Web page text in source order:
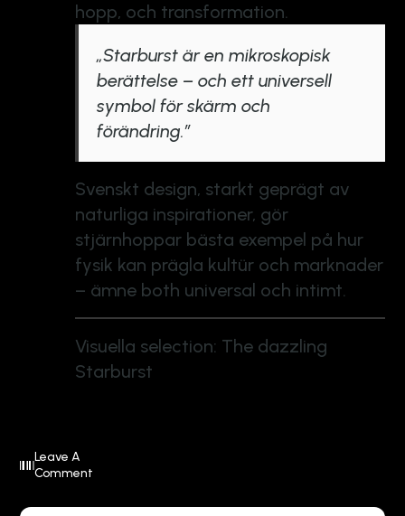
hopp, och transformation.
„Starburst är en mikroskopisk
berättelse – och ett universell
symbol för skärm och
förändring.”
Svenskt design, starkt geprägt av
naturliga inspirationer, gör
stjärnhoppar bästa exempel på hur
fysik kan prägla kultür och marknader
– ämne both universal och intimt.
Visuella selection: The dazzling
Starburst
Leave A
Comment